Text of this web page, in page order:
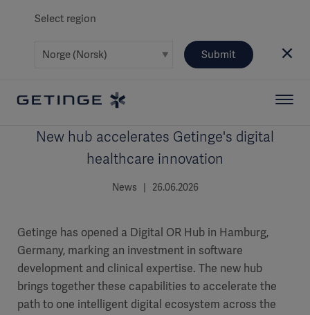
Select region
Submit
New hub accelerates Getinge's digital
healthcare innovation
News | 26.06.2026
Getinge has opened a Digital OR Hub in Hamburg,
Germany, marking an investment in software
development and clinical expertise. The new hub
brings together these capabilities to accelerate the
path to one intelligent digital ecosystem across the